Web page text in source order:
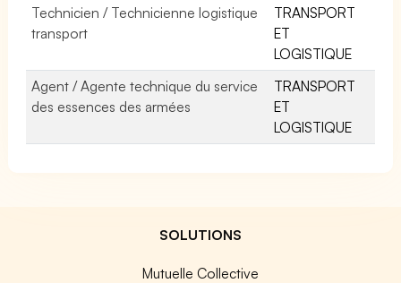
Technicien / Technicienne logistique
transport
TRANSPORT
ET
LOGISTIQUE
Agent / Agente technique du service
des essences des armées
TRANSPORT
ET
LOGISTIQUE
SOLUTIONS
Mutuelle Collective